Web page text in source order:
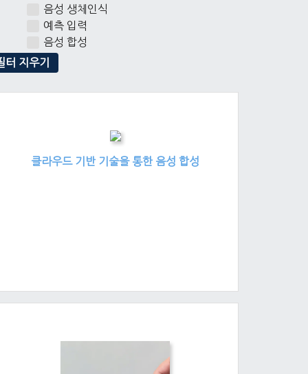
음성 생체인식
예측 입력
음성 합성
터 지우기
클라우드 기반 기술을 통한 음성 합성